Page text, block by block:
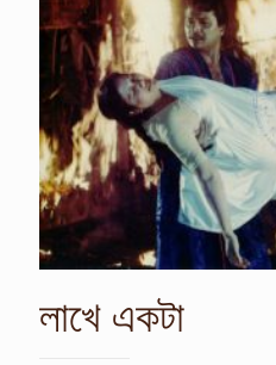
লাখে একটা